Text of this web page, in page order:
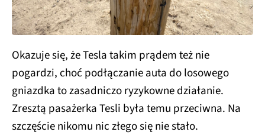
Okazuje się, że Tesla takim prądem też nie
pogardzi, choć podłączanie auta do losowego
gniazdka to zasadniczo ryzykowne działanie.
Zresztą pasażerka Tesli była temu przeciwna. Na
szczęście nikomu nic złego się nie stało.